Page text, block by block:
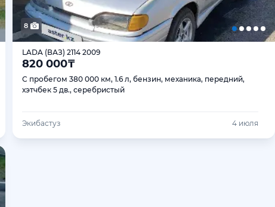
8
LADA (ВАЗ) 2114 2009
820 000₸
С пробегом 380 000 км, 1.6 л, бензин, механика, передний,
хэтчбек 5 дв., серебристый
Экибастуз 4 июля